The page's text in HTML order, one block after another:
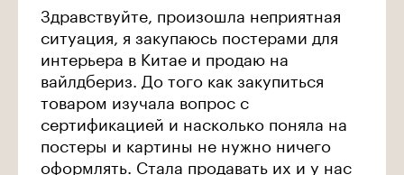
Здравствуйте, произошла неприятная
ситуация, я закупаюсь постерами для
интерьера в Китае и продаю на
вайлдбериз. До того как закупиться
товаром изучала вопрос с
сертификацией и насколько поняла на
постеры и картины не нужно ничего
оформлять. Стала продавать их и у нас